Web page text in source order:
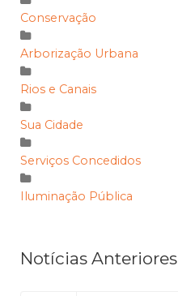
Conservação
Arborização Urbana
Rios e Canais
Sua Cidade
Serviços Concedidos
Iluminação Pública
Notícias Anteriores